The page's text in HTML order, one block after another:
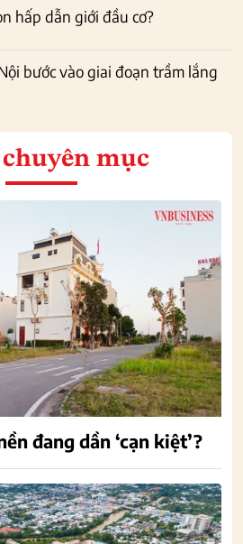
hấp dẫn giới đầu cơ?
bước vào giai đoạn trầm lắng
mục
đang dần ‘cạn kiệt’?